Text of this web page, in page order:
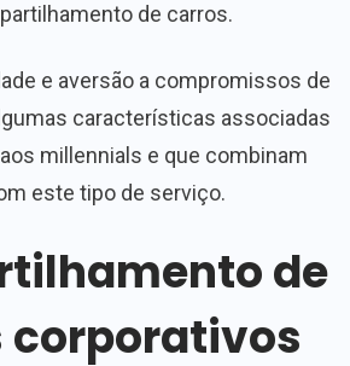
de carros.
e aversão a compromissos de
características associadas
millennials e que combinam
este tipo de serviço.
de
corporativos